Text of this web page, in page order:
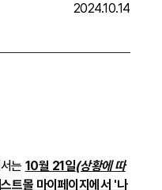
2024.10.14
는 10월 21일(상황에 따
트몰 마이페이지에서 '나